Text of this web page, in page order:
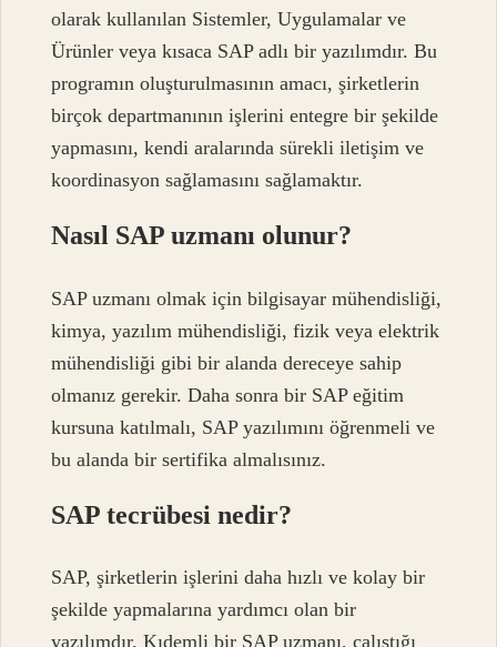
olarak kullanılan Sistemler, Uygulamalar ve
Ürünler veya kısaca SAP adlı bir yazılımdır. Bu
programın oluşturulmasının amacı, şirketlerin
birçok departmanının işlerini entegre bir şekilde
yapmasını, kendi aralarında sürekli iletişim ve
koordinasyon sağlamasını sağlamaktır.
Nasıl SAP uzmanı olunur?
SAP uzmanı olmak için bilgisayar mühendisliği,
kimya, yazılım mühendisliği, fizik veya elektrik
mühendisliği gibi bir alanda dereceye sahip
olmanız gerekir. Daha sonra bir SAP eğitim
kursuna katılmalı, SAP yazılımını öğrenmeli ve
bu alanda bir sertifika almalısınız.
SAP tecrübesi nedir?
SAP, şirketlerin işlerini daha hızlı ve kolay bir
şekilde yapmalarına yardımcı olan bir
yazılımdır. Kıdemli bir SAP uzmanı, çalıştığı